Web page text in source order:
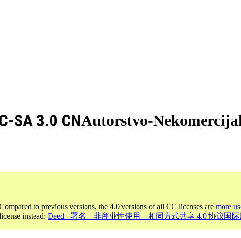
Autorstvo-
SA 3.0 CN
to previous versions, the 4.0 versions of all CC licenses are more
instead: Deed - 署名—非商业性使用—相同方式共享 4.0 协议国际